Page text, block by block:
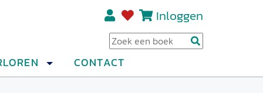
Inloggen
CONTACT